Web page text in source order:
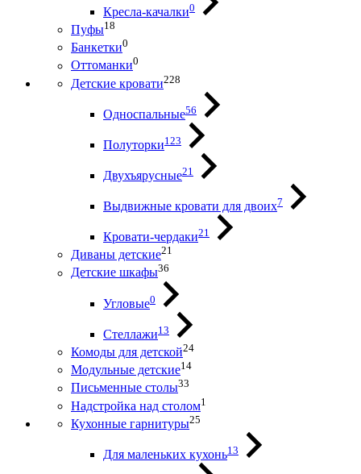
Кресла-качалки0
Пуфы18
Банкетки0
Оттоманки0
Детские кровати228
Односпальные56
Полуторки123
Двухъярусные21
Выдвижные кровати для двоих7
Кровати-чердаки21
Диваны детские21
Детские шкафы36
Угловые0
Стеллажи13
Комоды для детской24
Модульные детские14
Письменные столы33
Надстройка над столом1
Кухонные гарнитуры25
Для маленьких кухонь13